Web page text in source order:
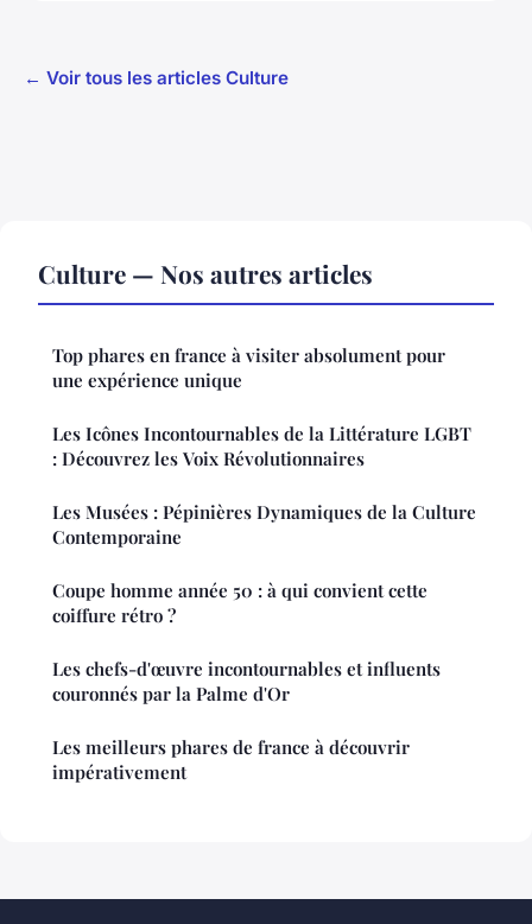
← Voir tous les articles Culture
Culture — Nos autres articles
Top phares en france à visiter absolument pour
une expérience unique
Les Icônes Incontournables de la Littérature LGBT
: Découvrez les Voix Révolutionnaires
Les Musées : Pépinières Dynamiques de la Culture
Contemporaine
Coupe homme année 50 : à qui convient cette
coiffure rétro ?
Les chefs-d'œuvre incontournables et influents
couronnés par la Palme d'Or
Les meilleurs phares de france à découvrir
impérativement